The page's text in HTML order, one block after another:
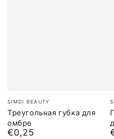
Бренд:
SIMDI BEAUTY
Треугольная губка для
омбре
Обычная
€0,25